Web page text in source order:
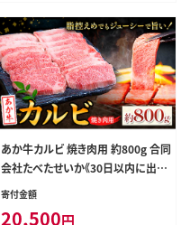
あか牛カルビ 焼き肉用 約800g 合同
会社たべたせいか《30日以内に出荷
予定(土日祝除く)》熊本県 菊池市 肉
寄付金額
20,500円